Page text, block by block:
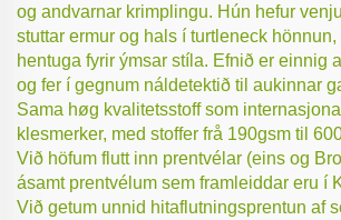
og andvarnar krimplingu. Hún hefur
stuttar ermur og hals í turtleneck
hentuga fyrir ýmsar stíla. Efnið er einnig
og fer í gegnum náldetektið til aukinnar
Sama høg kvalitetsstoff som
klesmerker, med stoffer frå 190gsm til
Við höfum flutt inn prentvélar (eins og
ásamt prentvélum sem framleiddar eru í
Við getum unnid hitaflutningsprentun af